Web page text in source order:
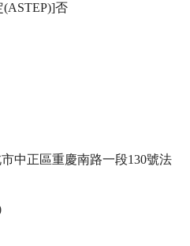
否
中正區重慶南路一段130號法